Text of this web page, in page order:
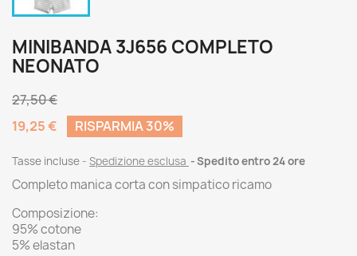
MINIBANDA 3J656 COMPLETO
NEONATO
27,50 €
19,25 €
RISPARMIA 30%
Tasse incluse Spedizione esclusa Spedito entro 24 ore
Completo manica corta con simpatico ricamo
Composizione:
95% cotone
5% elastan